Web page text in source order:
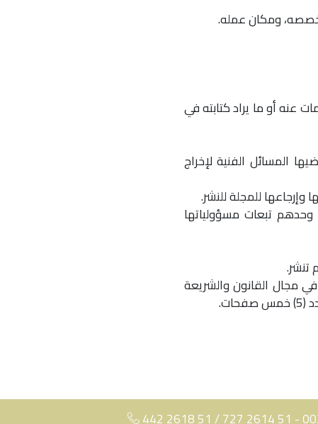
عنه أو ما يراد كتابته في
المسائل الفنية لإخراج
وحدهم تبعات مسؤولياتها
مجال القانون والشريعة
442 2618 51 / 727 2614 51 -